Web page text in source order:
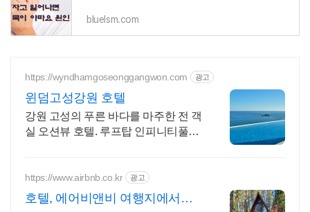
bluelsm.com
https://wyndhamgoseonggangwon.com 광고
윈덤고성강원 호텔
강원 고성의 푸른 바다를 마주한 전 객
실 오션뷰 호텔. 루프탑 인피니티풀과
https://www.airbnb.co.kr 광고
호텔, 에어비앤비 여행지에서도